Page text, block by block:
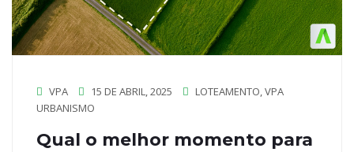
VPA 15 DE ABRIL, 2025 LOTEAMENTO,VPA
URBANISMO
Qual o melhor momento para